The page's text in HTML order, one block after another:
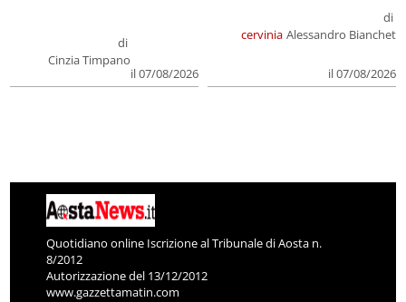
di
Cinzia Timpano
il 07/08/2026
cervinia
di
Alessandro Bianchet
il 07/08/2026
Quotidiano online Iscrizione al Tribunale di Aosta n.
8/2012
Autorizzazione del 13/12/2012
www.gazzettamatin.com